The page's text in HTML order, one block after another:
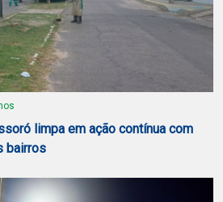
limpa em ação contínua com
bairros